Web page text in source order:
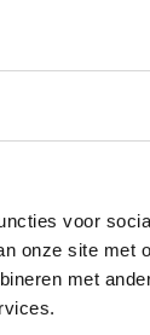
voor
onze site met
met
Gevello
19,95
Nog niet
OP